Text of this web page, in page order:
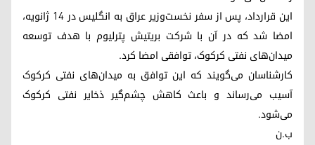
این قرارداد، پس از سفر نخست‌وزیر عراق به انگلیس در ۱۴ ژانویه،
امضا شد که در آن با شرکت بریتیش ‌پترلیوم با هدف توسعه
میدان‌های نفتی کرکوک، توافقی امضا کرد.
کارشناسان می‌گویند که این توافق به میدان‌‌های نفتی کرکوک
آسیب می‌رساند و باعث کاهش چشم‌گیر ذخایر نفتی کرکوک
می‌شود.
ب.ن